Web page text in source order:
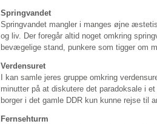
Springvandet
Springvandet mangler i manges øjne
og liv. Der foregår altid noget omkring
bevægelige stand, punkere som tigger om
Verdensuret
I kan samle jeres gruppe omkring
minutter på at diskutere det paradoksale i
borger i det gamle DDR kun kunne rejse til
Fernsehturm